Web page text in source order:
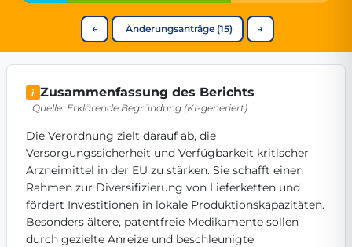
Innovation in Transparency
Check Some Votes (CSV), one of Germany's most
Get Involved
Become a member:Join us to advance digital democracy
Volunteer:Contribute your skills in technology, design,
← Änderungsanträge (15) →
Zusammenfassung des Berichts
Quelle: Erklärende Begründung (KI-generiert)
Die Verordnung zielt darauf ab, die
Versorgungssicherheit und Verfügbarkeit kritischer
Arzneimittel in der EU zu stärken. Sie schafft einen
Rahmen zur Diversifizierung von Lieferketten und
fördert Investitionen in lokale Produktionskapazitäten.
Besonders ältere, patentfreie Medikamente sollen
durch gezielte Anreize und beschleunigte